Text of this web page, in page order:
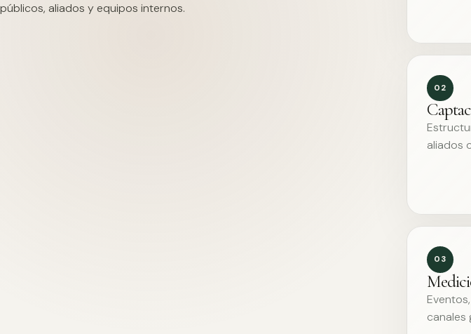
públicos, aliados y equipos internos.
02
aliados
03
canales